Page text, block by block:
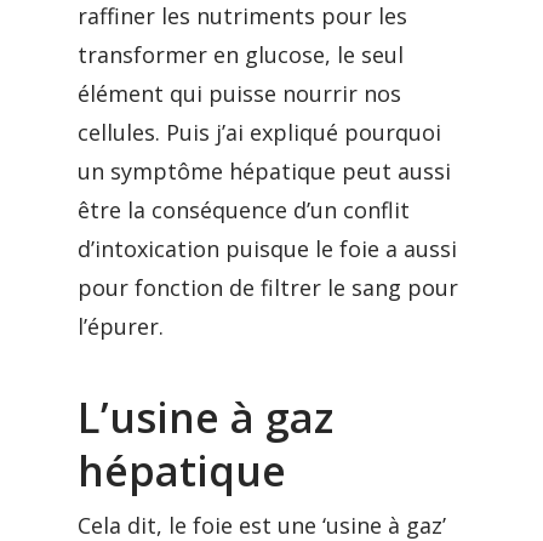
raffiner les nutriments pour les
transformer en glucose, le seul
élément qui puisse nourrir nos
cellules. Puis j’ai expliqué pourquoi
un symptôme hépatique peut aussi
être la conséquence d’un conflit
d’intoxication puisque le foie a aussi
pour fonction de filtrer le sang pour
l’épurer.
L’usine à gaz
hépatique
Cela dit, le foie est une ‘usine à gaz’